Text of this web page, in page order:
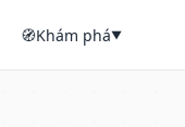
🧭Khám phá▼